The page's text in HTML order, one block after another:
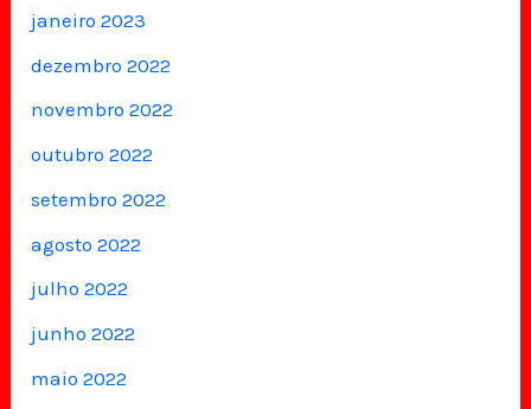
janeiro 2023
dezembro 2022
novembro 2022
outubro 2022
setembro 2022
agosto 2022
julho 2022
junho 2022
maio 2022